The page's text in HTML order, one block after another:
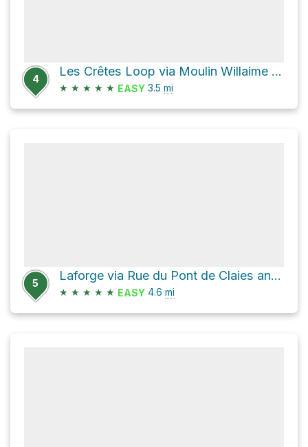
4
Les Crêtes Loop via Moulin Willaime and Rue du Château
★ ★ ★ ★ ★ EASY 3.5 mi
5
Laforge via Rue du Pont de Claies and Rue de Lingue
★ ★ ★ ★ ★ EASY 4.6 mi